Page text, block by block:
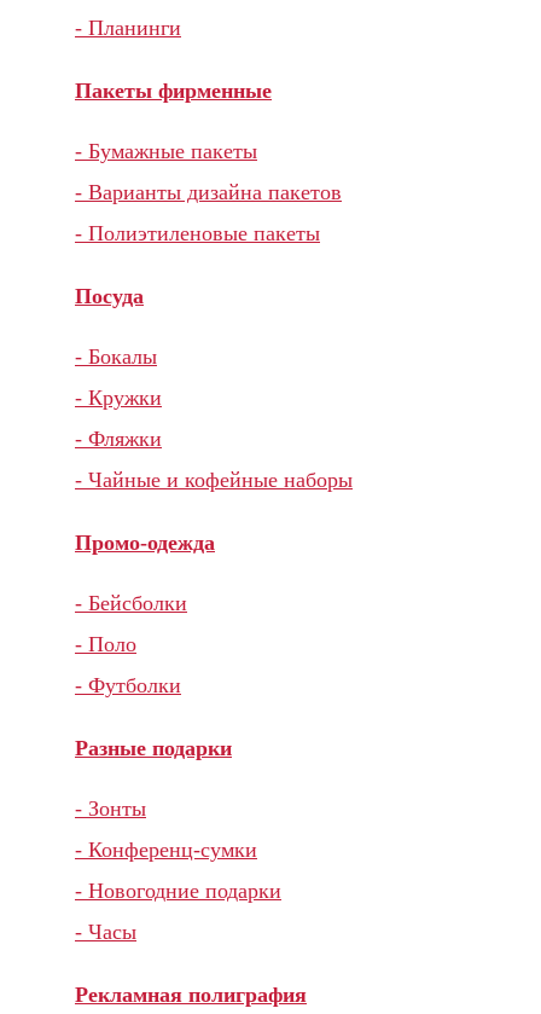
- Планинги
Пакеты фирменные
- Бумажные пакеты
- Варианты дизайна пакетов
- Полиэтиленовые пакеты
Посуда
- Бокалы
- Кружки
- Фляжки
- Чайные и кофейные наборы
Промо-одежда
- Бейсболки
- Поло
- Футболки
Разные подарки
- Зонты
- Конференц-сумки
- Новогодние подарки
- Часы
Рекламная полиграфия